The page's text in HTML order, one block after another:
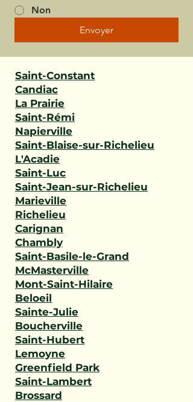
Non
Envoyer
Saint-Constant
Candiac
La Prairie
Saint-Rémi
Napierville
Saint-Blaise-sur-Richelieu
L'Acadie
Saint-Luc
Saint-Jean-sur-Richelieu
Marieville
Richelieu
Carignan
Chambly
Saint-Basile-le-Grand
McMasterville
Mont-Saint-Hilaire
Beloeil
Sainte-Julie
Boucherville
Saint-Hubert
Lemoyne
Greenfield Park
Saint-Lambert
Brossard